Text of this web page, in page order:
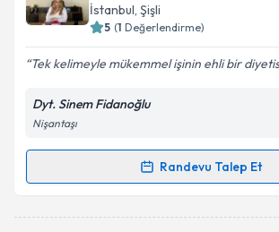
İstanbul, Şişli
5 (1 Değerlendirme)
Tek kelimeyle mükemmel işinin ehli bir
Dyt. Sinem Fidanoğlu
Nişantaşı
Randevu Talep Et
Randevu Takvimi Talebi